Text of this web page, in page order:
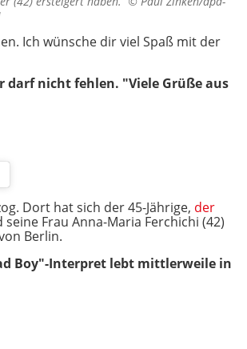
Ich wünsche dir viel Spaß mit der
darf nicht fehlen. "Viele Grüße aus
Dort hat sich der 45-Jährige, der
Frau Anna-Maria Ferchichi (42)
Berlin.
Boy"-Interpret lebt mittlerweile in